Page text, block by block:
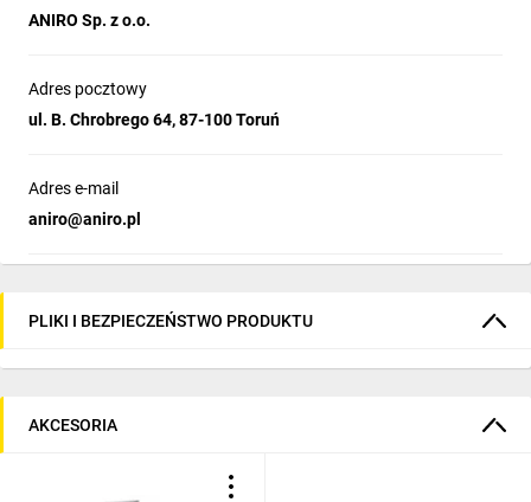
ANIRO Sp. z o.o.
Adres pocztowy
ul. B. Chrobrego 64, 87-100 Toruń
Adres e-mail
aniro@aniro.pl
PLIKI I BEZPIECZEŃSTWO PRODUKTU
AKCESORIA